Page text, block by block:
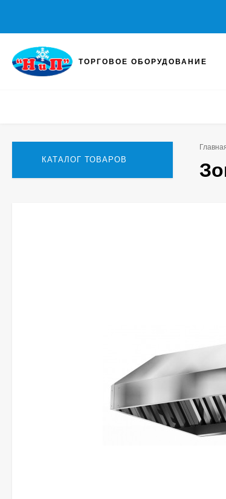
ТОРГОВОЕ ОБОРУДОВАНИЕ
КАТАЛОГ ТОВАРОВ